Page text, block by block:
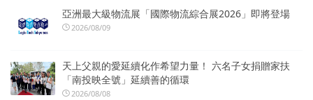
亞洲最大級物流展「國際物流綜合展2026」即將登場
2026/08/09
天上父親的愛延續化作希望力量！ 六名子女捐贈家扶
「南投映全號」延續善的循環
2026/08/08